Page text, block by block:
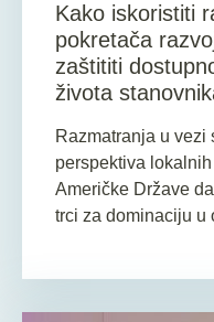
Kako iskoristiti
pokretača
zaštititi
života
Razmatranja u vezi
perspektiva
Američke Države
trci za dominaciju u